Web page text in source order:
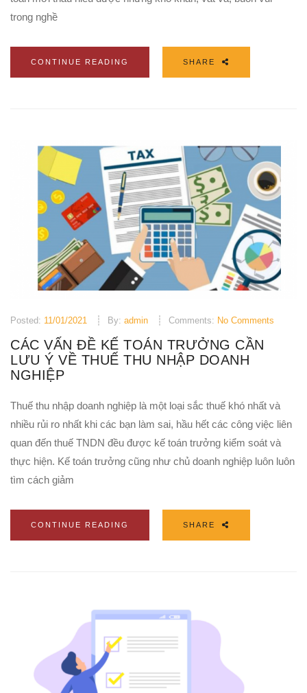
trong nghề
CONTINUE READING SHARE
Posted: 11/01/2021 By: admin Comments: No Comments
CÁC VẤN ĐỀ KẾ TOÁN TRƯỞNG CẦN
LƯU Ý VỀ THUẾ THU NHẬP DOANH
NGHIỆP
Thuế thu nhập doanh nghiệp là một loại sắc thuế khó nhất và
nhiều rủi ro nhất khi các bạn làm sai, hầu hết các công việc liên
quan đến thuế TNDN đều được kế toán trưởng kiểm soát và
thực hiện. Kế toán trưởng cũng như chủ doanh nghiệp luôn luôn
tìm cách giảm
CONTINUE READING SHARE